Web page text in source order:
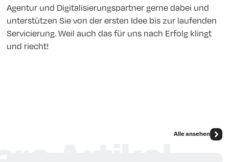
Agentur und Digitalisierungspartner gerne dabei und
unterstützen Sie von der ersten Idee bis zur laufenden
Servicierung. Weil auch das für uns nach Erfolg klingt
und riecht!
Alle ansehen